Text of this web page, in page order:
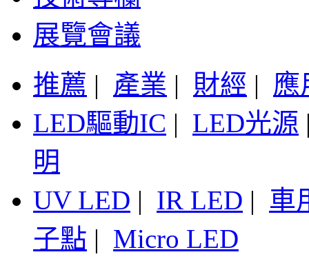
展覽會議
推薦 | 產業 | 財經 | 應
LED驅動IC | LED光源
明
UV LED | IR LED | 車
子點 | Micro LED